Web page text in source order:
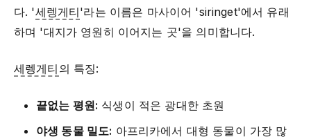
다. '세렝게티'라는 이름은 마사이어 'siringet'에서 유래
하며 '대지가 영원히 이어지는 곳'을 의미합니다.
세렝게티 의 특징:
끝없는 평원: 식생이 적은 광대한 초원
야생 동물 밀도: 아프리카에서 대형 동물이 가장 많